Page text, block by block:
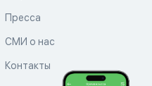
Пресса
СМИ о нас
Контакты